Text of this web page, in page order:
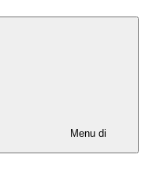
Menu di